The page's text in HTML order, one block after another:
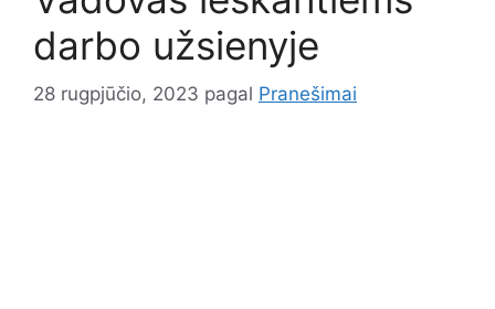
darbo užsienyje
28 rugpjūčio, 2023 pagal Pranešimai